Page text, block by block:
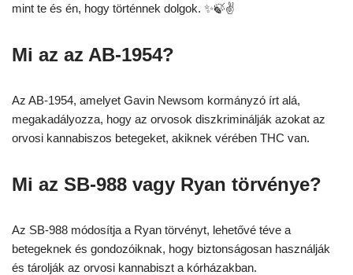
mint te és én, hogy történnek dolgok. ✨🍃✌️
Mi az az AB-1954?
Az AB-1954, amelyet Gavin Newsom kormányzó írt alá,
megakadályozza, hogy az orvosok diszkriminálják azokat az
orvosi kannabiszos betegeket, akiknek vérében THC van.
Mi az SB-988 vagy Ryan törvénye?
Az SB-988 módosítja a Ryan törvényt, lehetővé téve a
betegeknek és gondozóiknak, hogy biztonságosan használják
és tárolják az orvosi kannabiszt a kórházakban.